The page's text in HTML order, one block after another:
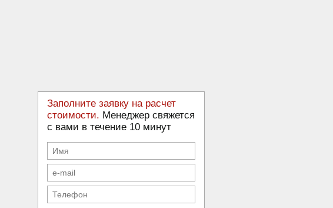
Заполните заявку на расчет
стоимости. Менеджер свяжется
с вами в течение 10 минут